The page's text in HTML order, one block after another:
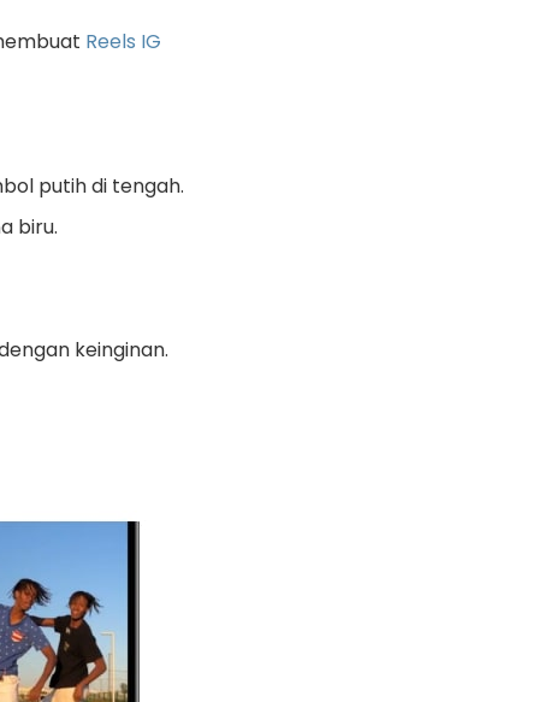
Reels IG
putih di tengah.
biru.
keinginan.